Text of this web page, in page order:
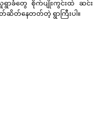
ခံတွေ စိုက်ပျိုးကွင်းထဲ ဆင်း
တ်ဆိတ်နေတတ်တဲ့ ရွာကြီးပါ။